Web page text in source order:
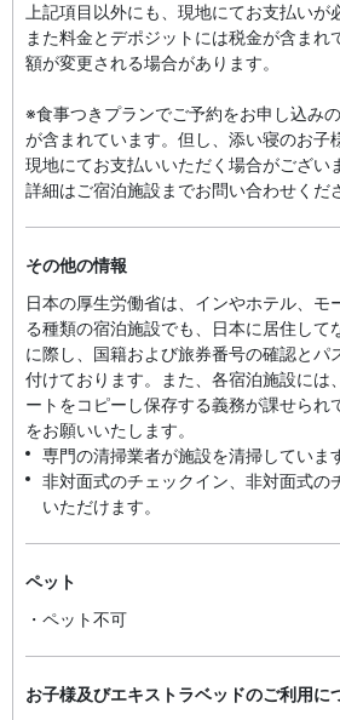
上記項目以外にも、現地にてお支払いが
また料金とデポジットには税金が含まれ
額が変更される場合があります。
※食事つきプランでご予約をお申し込み
が含まれています。但し、添い寝のお子
現地にてお支払いいただく場合がござい
詳細はご宿泊施設までお問い合わせくだ
その他の情報
日本の厚生労働省は、インやホテル、モ
る種類の宿泊施設でも、日本に​居住して
に際し、国籍および旅券番号の確認とパ
付け​ております。また、各宿泊施設には
ートをコピーし保存する義務が課せられ
をお願いいたします。
専門の清掃業者が施設を清掃していま
非対面式のチェックイン、非対面式の
いただけます。
ペット
・ペット不可
お子様及びエキストラベッドのご利用に